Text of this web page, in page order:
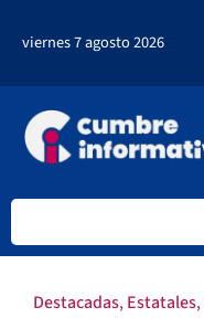
viernes 7 agosto 2026
Destacadas,Estatales,